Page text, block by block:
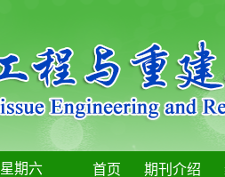
期六 首页 期刊介绍